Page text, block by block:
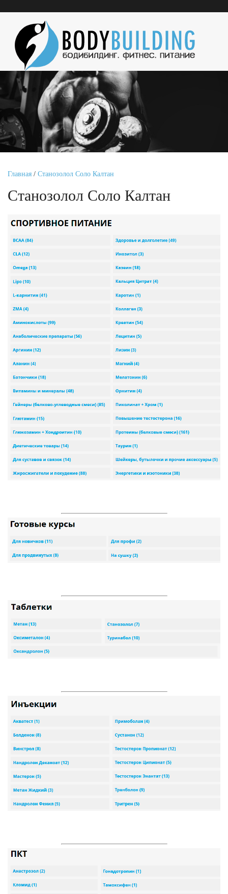
Главная / Станозолол Соло Калтан
Станозолол Соло Калтан